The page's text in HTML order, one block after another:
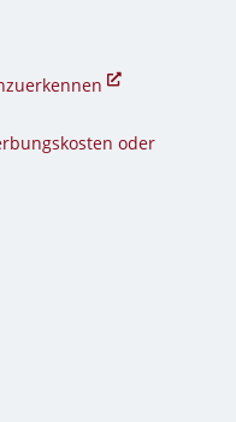
oder